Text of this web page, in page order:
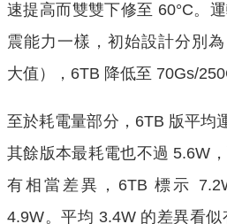
速提高而雙雙下修至 60°C。
震能力一樣，初始設計分別
大值），6TB 降低至 70Gs/
至於耗電量部分，6TB 版平均
其餘版本最耗電也不過 5.6W
有相當差異，6TB 標示
4.9W。平均 3.4W 的差異看